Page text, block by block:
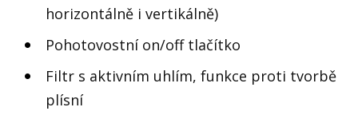
horizontálně i vertikálně)
Pohotovostní on/off tlačítko
Filtr s aktivním uhlím, funkce proti tvorbě
plísní